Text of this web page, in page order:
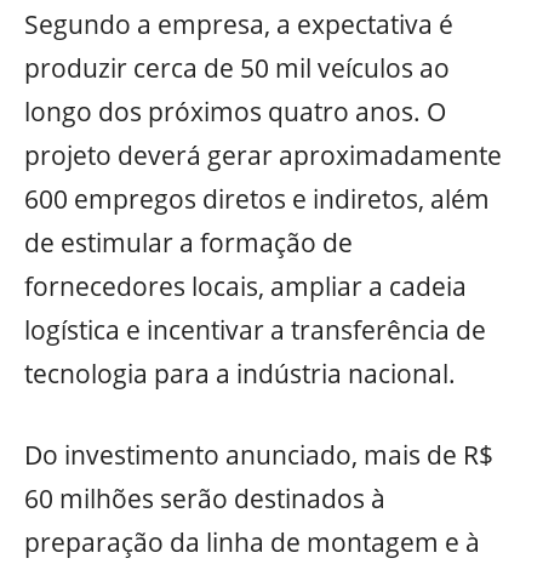
Segundo a empresa, a expectativa é
produzir cerca de 50 mil veículos ao
longo dos próximos quatro anos. O
projeto deverá gerar aproximadamente
600 empregos diretos e indiretos, além
de estimular a formação de
fornecedores locais, ampliar a cadeia
logística e incentivar a transferência de
tecnologia para a indústria nacional.
Do investimento anunciado, mais de R$
60 milhões serão destinados à
preparação da linha de montagem e à